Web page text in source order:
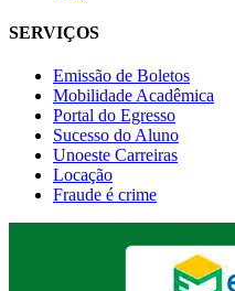
SERVIÇOS
Emissão de Boletos
Mobilidade Acadêmica
Portal do Egresso
Sucesso do Aluno
Unoeste Carreiras
Locação
Fraude é crime